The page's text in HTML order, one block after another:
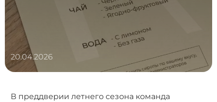
20.04.2026
В преддверии летнего сезона команда